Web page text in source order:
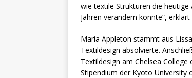
wie textile Strukturen die
Jahren verändern könnte“,
Maria Appleton stammt aus
Textildesign absolvierte.
Textildesign am Chelsea
Stipendium der Kyoto University